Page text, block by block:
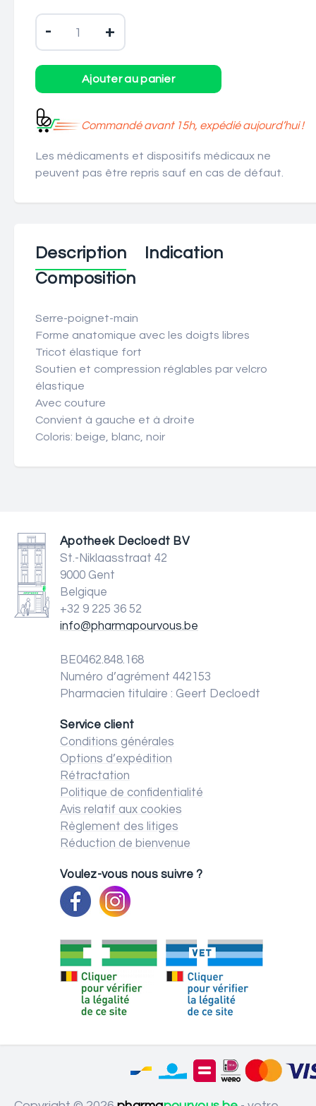
- +
Commandé avant 15h, expédié aujourd’hui !
Les médicaments et dispositifs médicaux ne
peuvent pas être repris sauf en cas de défaut.
Description
Indication
Composition
Serre-poignet-main
Forme anatomique avec les doigts libres
Tricot élastique fort
Soutien et compression réglables par velcro
élastique
Avec couture
Convient à gauche et à droite
Coloris: beige, blanc, noir
Apotheek Decloedt BV
St.-Niklaasstraat 42
9000 Gent
Belgique
+32 9 225 36 52
info@pharmapourvous.be
BE0462.848.168
Numéro d’agrément 442153
Pharmacien titulaire : Geert Decloedt
Service client
Conditions générales
Options d’expédition
Rétractation
Politique de confidentialité
Avis relatif aux cookies
Règlement des litiges
Réduction de bienvenue
Voulez-vous nous suivre ?